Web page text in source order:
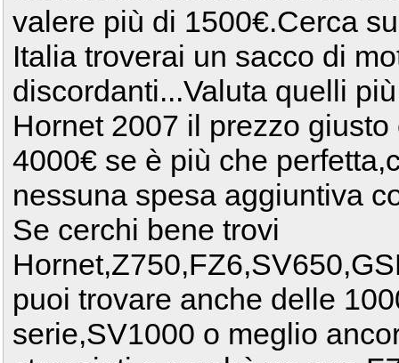
valere più di 1500€.Cerca
Italia troverai un sacco di
discordanti...Valuta quelli
Hornet 2007 il prezzo
4000€ se è più che
nessuna spesa aggiuntiva
Se cerchi bene trovi
puoi trovare anche delle
serie,SV1000 o meglio